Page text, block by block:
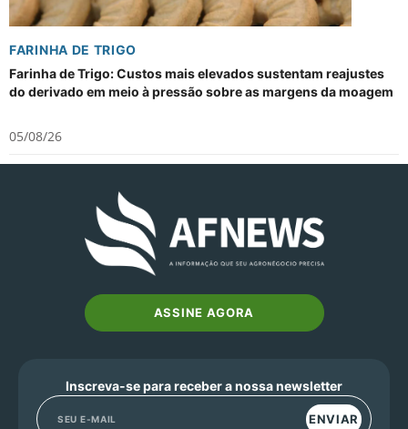
FARINHA DE TRIGO
Farinha de Trigo: Custos mais elevados sustentam reajustes
do derivado em meio à pressão sobre as margens da moagem
05/08/26
ASSINE AGORA
Inscreva-se para receber a nossa newsletter
ENVIAR